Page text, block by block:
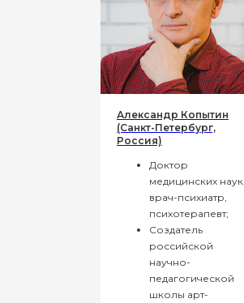
Александр Копытин
(Санкт-Петербург,
Россия)
Доктор
медицинских наук,
врач-психиатр,
психотерапевт;
Создатель
российской
научно-
педагогической
школы арт-
Оставить заявку в тг
Оставить заявку в ВК
Отдел заботы может позвонить
Вам с номеров:
+7 963 449 22 18
Данил
Наш отдел заботы: